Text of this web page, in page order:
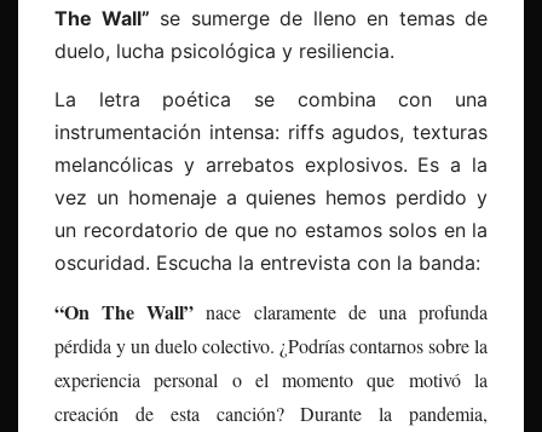
The Wall” se sumerge de lleno en temas de
duelo, lucha psicológica y resiliencia.
La letra poética se combina con una
instrumentación intensa: riffs agudos, texturas
melancólicas y arrebatos explosivos. Es a la
vez un homenaje a quienes hemos perdido y
un recordatorio de que no estamos solos en la
oscuridad. Escucha la entrevista con la banda:
“On The Wall” nace claramente de una profunda
pérdida y un duelo colectivo. ¿Podrías contarnos sobre la
experiencia personal o el momento que motivó la
creación de esta canción? Durante la pandemia,